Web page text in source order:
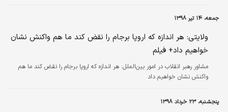
جمعه، ۱۴ تیر ۱۳۹۸
ولایتی: هر اندازه که اروپا برجام را نقض کند ما هم واکنش نشان
خواهیم داد+ فیلم
مشاور رهبر انقلاب در امور بین‌الملل: هر اندازه که اروپا برجام را نقض کند ما هم
واکنش نشان خواهیم داد
پنجشنبه، ۲۳ خرداد ۱۳۹۸